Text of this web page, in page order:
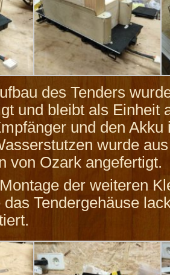
des Tenders
und bleibt als Einheit
und den
wurde
von Ozark angefertigt.
der weiteren
Tendergehäuse